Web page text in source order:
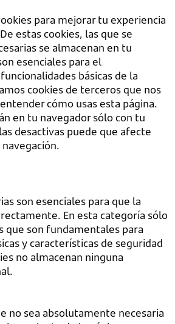
para mejorar tu experiencia
estas cookies, las que se
se almacenan en tu
esenciales para el
básicas de la
cookies de terceros que nos
cómo usas esta página.
en tu navegador sólo con tu
desactivas puede que afecte
son esenciales para que la
En esta categoría sólo
que son fundamentales para
y características de seguridad
no almacenan ninguna
no sea absolutamente necesaria